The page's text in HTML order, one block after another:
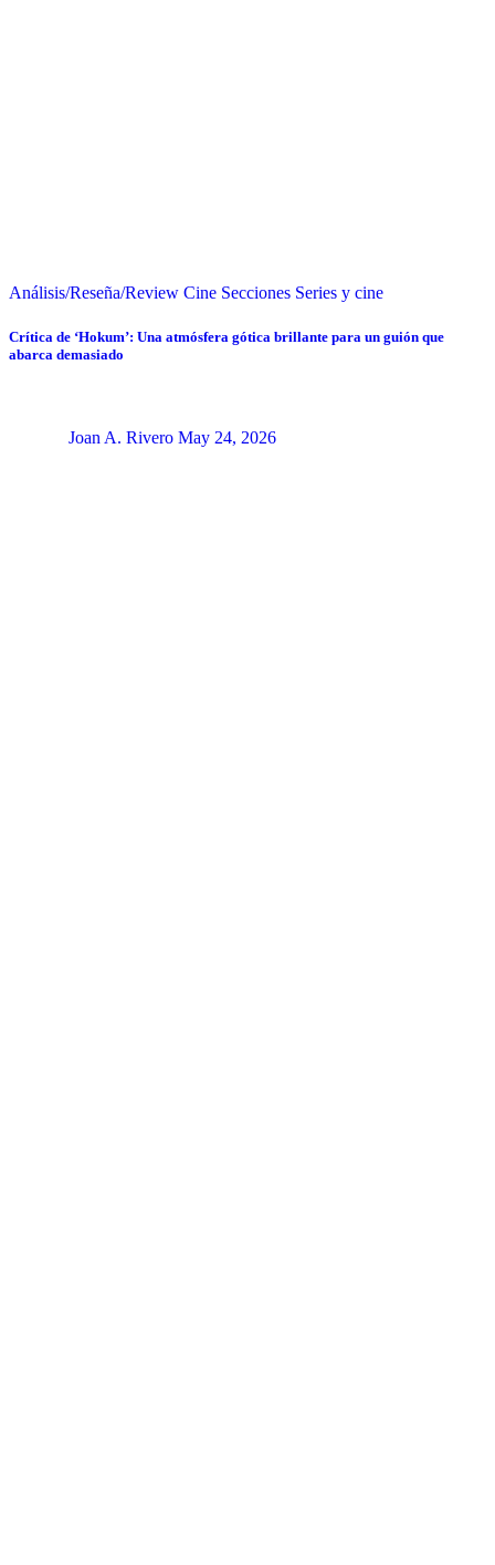
Análisis/Reseña/Review Cine Secciones Series y cine
Crítica de ‘Hokum’: Una atmósfera gótica brillante para un guión que
abarca demasiado
Joan A. Rivero May 24, 2026